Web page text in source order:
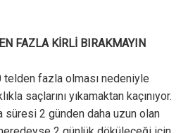
FAZLA KİRLİ BIRAKMAYIN
telden fazla olması nedeniyle
saçlarını yıkamaktan kaçınıyor.
süresi 2 günden daha uzun olan